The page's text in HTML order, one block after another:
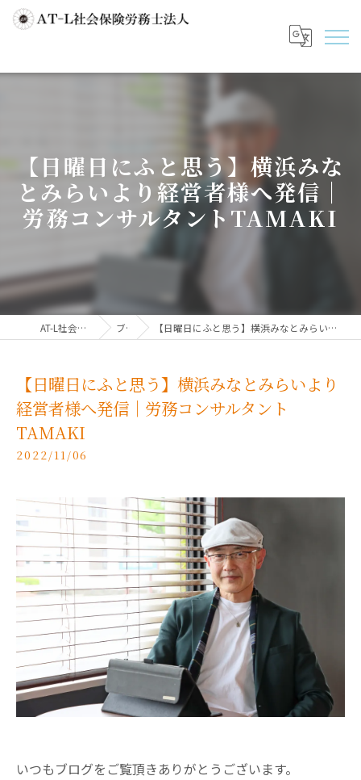
【日曜日にふと思う】横浜みな
とみらいより経営者様へ発信｜
労務コンサルタントTAMAKI
AT-L社会保険労務士法人 ブログ 【日曜日にふと思う】横浜みなとみらいより経営者様へ発信｜労務コンサルタントTAMAKI
【日曜日にふと思う】横浜みなとみらいより
経営者様へ発信｜労務コンサルタント
TAMAKI
2022/11/06
いつもブログをご覧頂きありがとうございます。